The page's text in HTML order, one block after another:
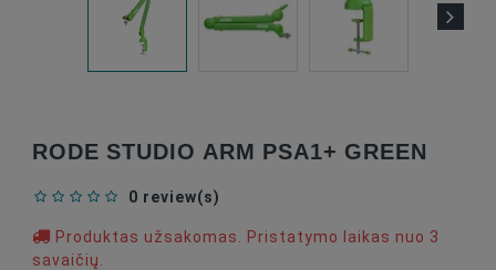
RODE STUDIO ARM PSA1+ GREEN
0 review(s)
Produktas užsakomas. Pristatymo laikas nuo 3
savaičių.